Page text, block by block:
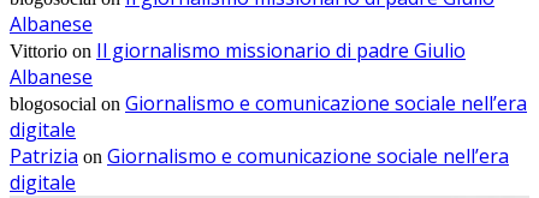
Albanese
Vittorio on Il giornalismo missionario di padre Giulio
Albanese
blogosocial on Giornalismo e comunicazione sociale nell’era
digitale
Patrizia on Giornalismo e comunicazione sociale nell’era
digitale